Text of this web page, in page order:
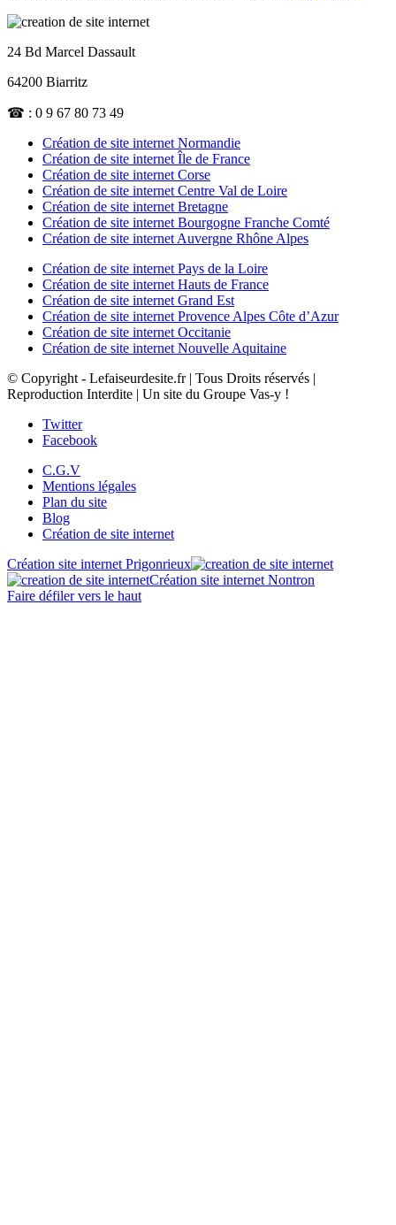
24 Bd Marcel Dassault
64200 Biarritz
☎ : 0 9 67 80 73 49
Création de site internet Normandie
Création de site internet Île de France
Création de site internet Corse
Création de site internet Centre Val de Loire
Création de site internet Bretagne
Création de site internet Bourgogne Franche Comté
Création de site internet Auvergne Rhône Alpes
Création de site internet Pays de la Loire
Création de site internet Hauts de France
Création de site internet Grand Est
Création de site internet Provence Alpes Côte d’Azur
Création de site internet Occitanie
Création de site internet Nouvelle Aquitaine
© Copyright - Lefaiseurdesite.fr | Tous Droits réservés |
Reproduction Interdite | Un site du Groupe Vas-y !
Twitter
Facebook
C.G.V
Mentions légales
Plan du site
Blog
Création de site internet
Création site internet Prigonrieux
Création site internet Nontron
Faire défiler vers le haut